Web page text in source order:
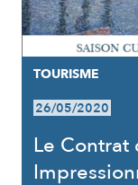
TOURISME
26/05/2020
Le Contrat